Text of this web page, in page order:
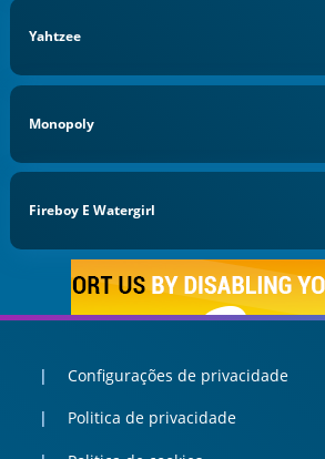
Yahtzee
Monopoly
Fireboy E Watergirl
Configurações de privacidade
Politica de privacidade